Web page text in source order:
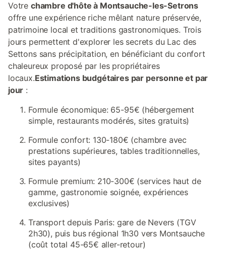
Votre chambre d'hôte à Montsauche-les-Setrons
offre une expérience riche mêlant nature préservée,
patrimoine local et traditions gastronomiques. Trois
jours permettent d'explorer les secrets du Lac des
Settons sans précipitation, en bénéficiant du confort
chaleureux proposé par les propriétaires
locaux.Estimations budgétaires par personne et par
jour :
Formule économique: 65-95€ (hébergement
simple, restaurants modérés, sites gratuits)
Formule confort: 130-180€ (chambre avec
prestations supérieures, tables traditionnelles,
sites payants)
Formule premium: 210-300€ (services haut de
gamme, gastronomie soignée, expériences
exclusives)
Transport depuis Paris: gare de Nevers (TGV
2h30), puis bus régional 1h30 vers Montsauche
(coût total 45-65€ aller-retour)